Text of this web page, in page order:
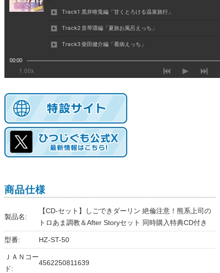
商品仕様
製品名:
【CD-セット】しごできダーリン 絶倫注意！熊系上司の
トロあま調教＆After Storyセット 同時購入特典CD付き
型番: HZ-ST-50
ＪＡＮコー
ド:
4562250811639